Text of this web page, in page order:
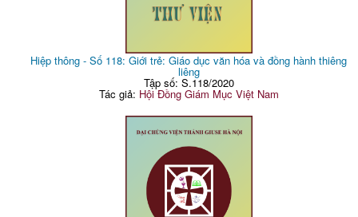
Hiệp thông - Số 118: Giới trẻ: Giáo dục văn hóa và đồng hành thiêng
liêng
Tập số: S.118/2020
Tác giả: Hội Đồng Giám Mục Việt Nam